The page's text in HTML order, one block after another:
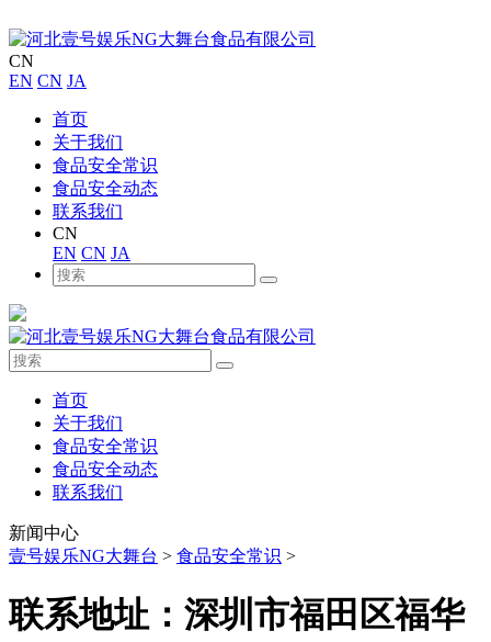
CN
EN CN JA
首页
关于我们
食品安全常识
食品安全动态
联系我们
CN
EN CN JA
首页
关于我们
食品安全常识
食品安全动态
联系我们
新闻中心
壹号娱乐NG大舞台 > 食品安全常识 >
联系地址：深圳市福田区福华